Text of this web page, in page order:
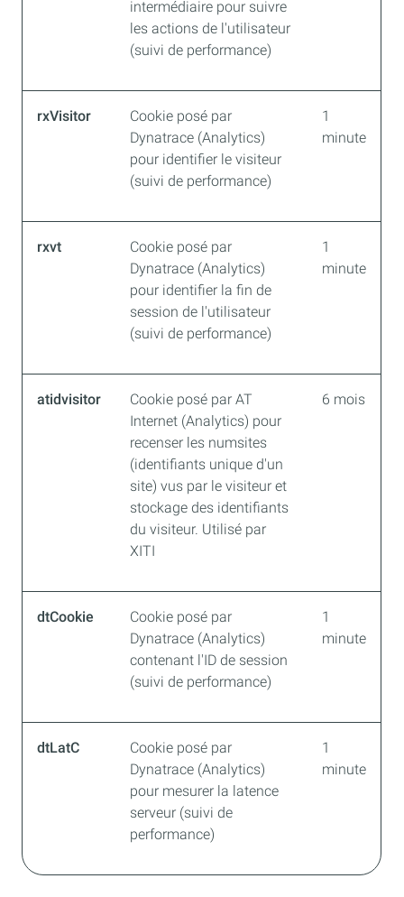
intermédiaire pour suivre
les actions de l'utilisateur
(suivi de performance)
rxVisitor
Cookie posé par
Dynatrace (Analytics)
pour identifier le visiteur
(suivi de performance)
1
minute
rxvt
Cookie posé par
Dynatrace (Analytics)
pour identifier la fin de
session de l'utilisateur
(suivi de performance)
1
minute
atidvisitor
Cookie posé par AT
Internet (Analytics) pour
recenser les numsites
(identifiants unique d'un
site) vus par le visiteur et
stockage des identifiants
du visiteur. Utilisé par
XITI
6 mois
dtCookie
Cookie posé par
Dynatrace (Analytics)
contenant l'ID de session
(suivi de performance)
1
minute
dtLatC
Cookie posé par
Dynatrace (Analytics)
pour mesurer la latence
serveur (suivi de
performance)
1
minute